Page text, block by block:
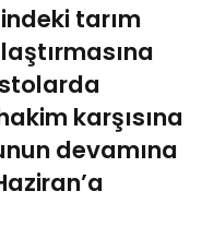
tarım
karşısına
devamına